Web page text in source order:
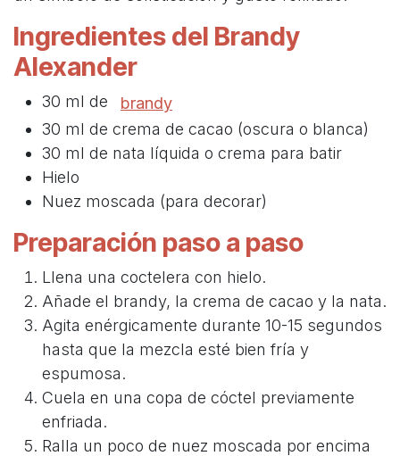
Ingredientes del Brandy
Alexander
30 ml de
brandy
30 ml de crema de cacao (oscura o blanca)
30 ml de nata líquida o crema para batir
Hielo
Nuez moscada (para decorar)
Preparación paso a paso
Llena una coctelera con hielo.
Añade el brandy, la crema de cacao y la nata.
Agita enérgicamente durante 10-15 segundos
hasta que la mezcla esté bien fría y
espumosa.
Cuela en una copa de cóctel previamente
enfriada.
Ralla un poco de nuez moscada por encima